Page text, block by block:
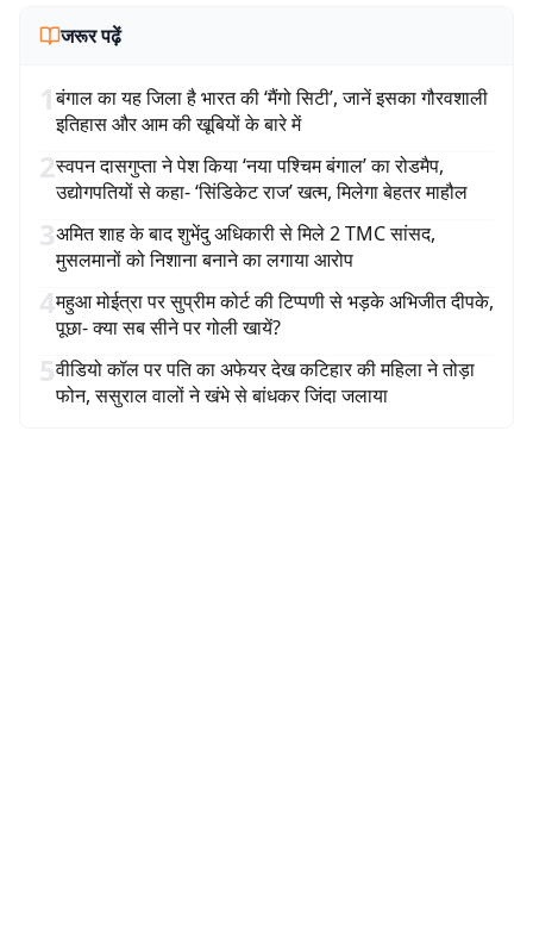
जरूर पढ़ें
1बंगाल का यह जिला है भारत की ‘मैंगो सिटी’, जानें इसका गौरवशाली
इतिहास और आम की खूबियों के बारे में
2स्वपन दासगुप्ता ने पेश किया ‘नया पश्चिम बंगाल’ का रोडमैप,
उद्योगपतियों से कहा- ‘सिंडिकेट राज’ खत्म, मिलेगा बेहतर माहौल
3अमित शाह के बाद शुभेंदु अधिकारी से मिले 2 TMC सांसद,
मुसलमानों को निशाना बनाने का लगाया आरोप
4महुआ मोईत्रा पर सुप्रीम कोर्ट की टिप्पणी से भड़के अभिजीत दीपके,
पूछा- क्या सब सीने पर गोली खायें?
5वीडियो कॉल पर पति का अफेयर देख कटिहार की महिला ने तोड़ा
फोन, ससुराल वालों ने खंभे से बांधकर जिंदा जलाया